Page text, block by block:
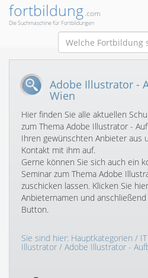
fortbildung.com
Die Suchmaschine für Fortbildungen
Adobe Illustrator -
Wien
Hier finden Sie alle aktuellen
zum Thema Adobe Illustrator -
Ihren gewünschten Anbieter aus
Kontakt mit ihm auf.
Gerne können Sie sich auch ein
Seminar zum Thema Adobe
zuschicken lassen. Klicken Sie
Anbieternamen und
Button.
Sie sind hier: Hauptkategorien / IT
Illustrator / Adobe Illustrator -